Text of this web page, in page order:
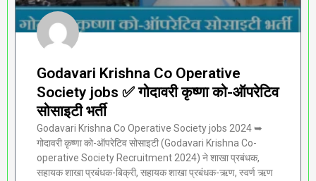
Godavari Krishna Co Operative
Society jobs ✅ गोदावरी कृष्णा को-ऑपरेटिव
सोसाइटी भर्ती
Godavari Krishna Co Operative Society jobs 2024 ➥
गोदावरी कृष्णा को-ऑपरेटिव सोसाइटी (Godavari Krishna Co-
operative Society Recruitment 2024) ने शाखा प्रबंधक,
सहायक शाखा प्रबंधक-बिक्री, सहायक शाखा प्रबंधक-ऋण, स्वर्ण ऋण